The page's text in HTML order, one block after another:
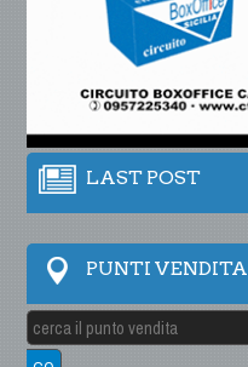
LAST POST
PUNTI VENDITA